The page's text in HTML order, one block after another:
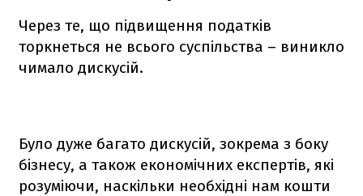
Через те, що підвищення податків
торкнеться не всього суспільства – виникло
чимало дискусій.
Було дуже багато дискусій, зокрема з боку
бізнесу, а також економічних експертів, які
розуміючи, наскільки необхідні нам кошти